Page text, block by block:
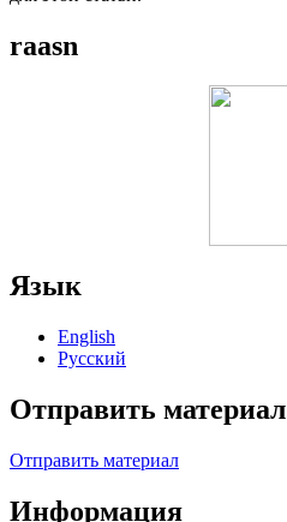
raasn
Язык
English
Русский
Отправить материал
Отправить материал
Информация